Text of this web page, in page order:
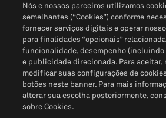
Política de PrivacidadePortal de privacidade
Não Venda Minhas Informações Pessoais©
Nós e nossos parceiros utilizamos
semelhantes (“Cookies”) conforme
fornecer serviços digitais e operar
para finalidades “opcionais”
funcionalidade, desempenho (incluindo
e publicidade direcionada. Para aceitar,
modificar suas configurações de
botões neste banner. Para mais
alterar sua escolha posteriormente,
sobre Cookies.